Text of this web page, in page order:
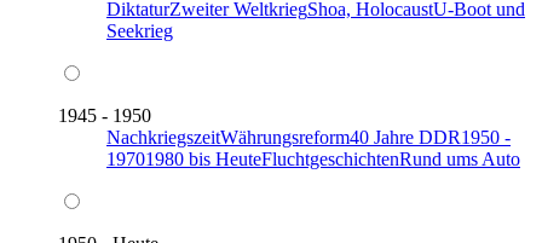
DiktaturZweiter WeltkriegShoa, HolocaustU-Boot und
Seekrieg
1945 - 1950
NachkriegszeitWährungsreform40 Jahre DDR1950 -
19701980 bis HeuteFluchtgeschichtenRund ums Auto